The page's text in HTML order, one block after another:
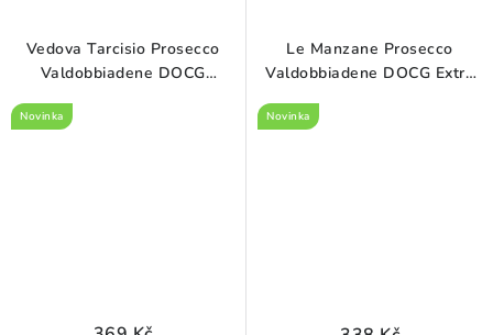
Vedova Tarcisio Prosecco
Valdobbiadene DOCG
Novinka
Le Manzane Prosecco
Valdobbiadene DOCG Extra
Novinka